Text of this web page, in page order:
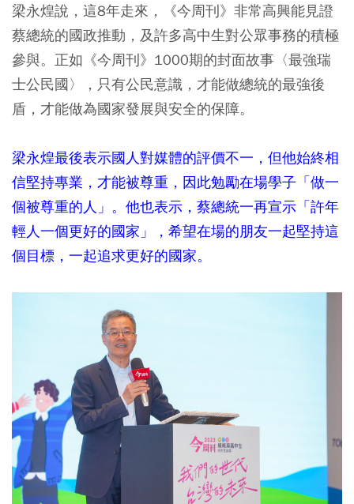
梁永煌說，這8年走來，《今周刊》非常高興能見證
蔡總統的國政推動，及許多高中生對公眾事務的積極
參與。正如《今周刊》1000期的封面故事〈最強瑞
士公民國〉，只有公民意識，才能做總統的最強後
盾，才能做為國家發展與安全的保障。
梁永煌最後表示國人對媒體的評價不一，但他始終相
信堅持專業，才能被尊重，因此勉勵在場學子「做一
個被尊重的人」。他也表示，蔡總統一再宣示「許年
輕人一個更好的國家」，希望在場的朋友一起堅持這
個目標，一起追求更好的國家。